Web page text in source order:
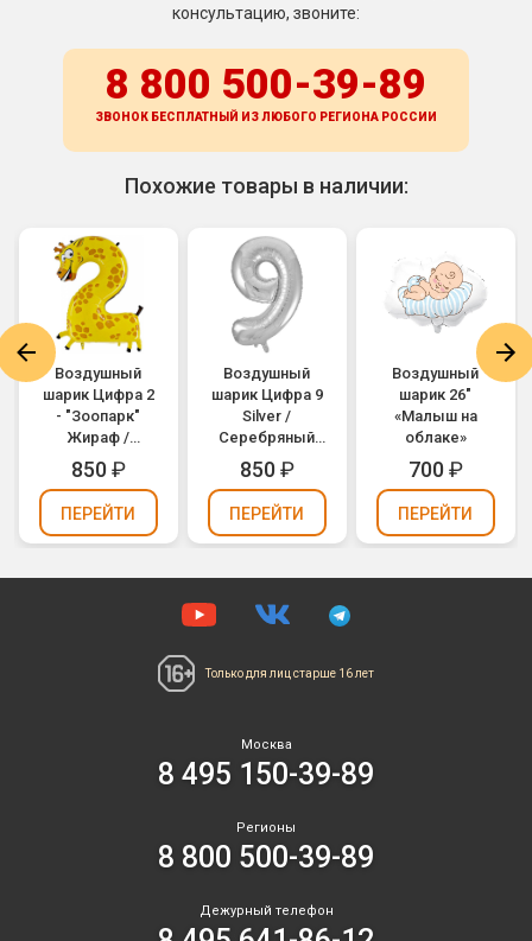
консультацию, звоните:
8 800 500-39-89
ЗВОНОК БЕСПЛАТНЫЙ ИЗ ЛЮБОГО РЕГИОНА РОССИИ
Похожие товары в наличии:
Воздушный
шарик Цифра 2
- "Зоопарк"
Жираф /
Animaloons
Giraffe (1207-
1684)
850₽
ПЕРЕЙТИ
Воздушный
шарик Цифра 9
Silver /
Серебряный
(1207-2964)
850₽
ПЕРЕЙТИ
Воздушный
шарик 26"
«Малыш на
облаке»
700₽
ПЕРЕЙТИ
Только для лиц старше 16 лет
Москва
8 495 150-39-89
Регионы
8 800 500-39-89
Дежурный телефон